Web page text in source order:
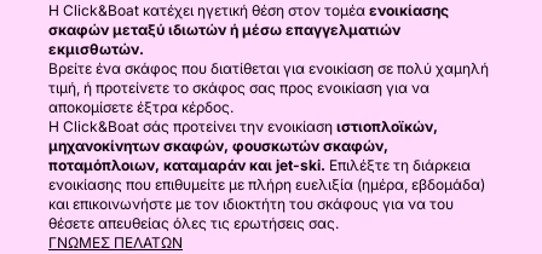
Η Click&Boat κατέχει ηγετική θέση στον τομέα ενοικίασης
σκαφών μεταξύ ιδιωτών ή μέσω επαγγελματιών
εκμισθωτών.
Βρείτε ένα σκάφος που διατίθεται για ενοικίαση σε πολύ χαμηλή
τιμή, ή προτείνετε το σκάφος σας προς ενοικίαση για να
αποκομίσετε έξτρα κέρδος.
Η Click&Boat σάς προτείνει την ενοικίαση ιστιοπλοϊκών,
μηχανοκίνητων σκαφών, φουσκωτών σκαφών,
ποταμόπλοιων, καταμαράν και jet-ski. Επιλέξτε τη διάρκεια
ενοικίασης που επιθυμείτε με πλήρη ευελιξία (ημέρα, εβδομάδα)
και επικοινωνήστε με τον ιδιοκτήτη του σκάφους για να του
θέσετε απευθείας όλες τις ερωτήσεις σας.
ΓΝΏΜΕΣ ΠΕΛΑΤΏΝ